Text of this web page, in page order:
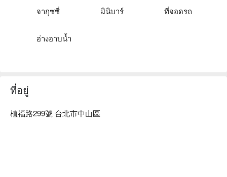
จากุซซี่ มินิบาร์ ที่จอดรถ
อ่างอาบน้ำ
ที่อยู่
植福路299號 台北市中山區